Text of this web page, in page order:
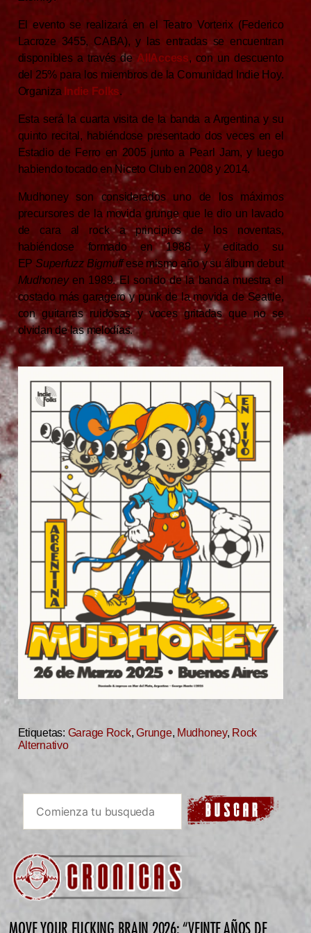
El evento se realizará en el Teatro Vorterix (Federico
Lacroze 3455, CABA), y las entradas se encuentran
disponibles a través deAllAccess, con un descuento
del 25% para los miembros de la Comunidad Indie Hoy.
OrganizaIndie Folks.
Esta será la cuarta visita de la banda a Argentina y su
quinto recital, habiéndose presentado dos veces en el
Estadio de Ferro en 2005 junto a Pearl Jam, y luego
habiendo tocado en Niceto Club en 2008 y 2014.
Mudhoney son considerados uno de los máximos
precursores de la movida grunge que le dio un lavado
de cara al rock a principios de los noventas,
habiéndose formado en 1988 y editado su
EPSuperfuzz Bigmuffese mismo año y su álbum debut
Mudhoney en 1989. El sonido de la banda muestra el
costado más garagero y punk de la movida de Seattle,
con guitarras ruidosas y voces gritadas que no se
olvidan de las melodías.
Etiquetas: Garage Rock,Grunge, Mudhoney, Rock
Alternativo
MOVE YOUR FUCKING BRAIN 2026: “VEINTE AÑOS DE